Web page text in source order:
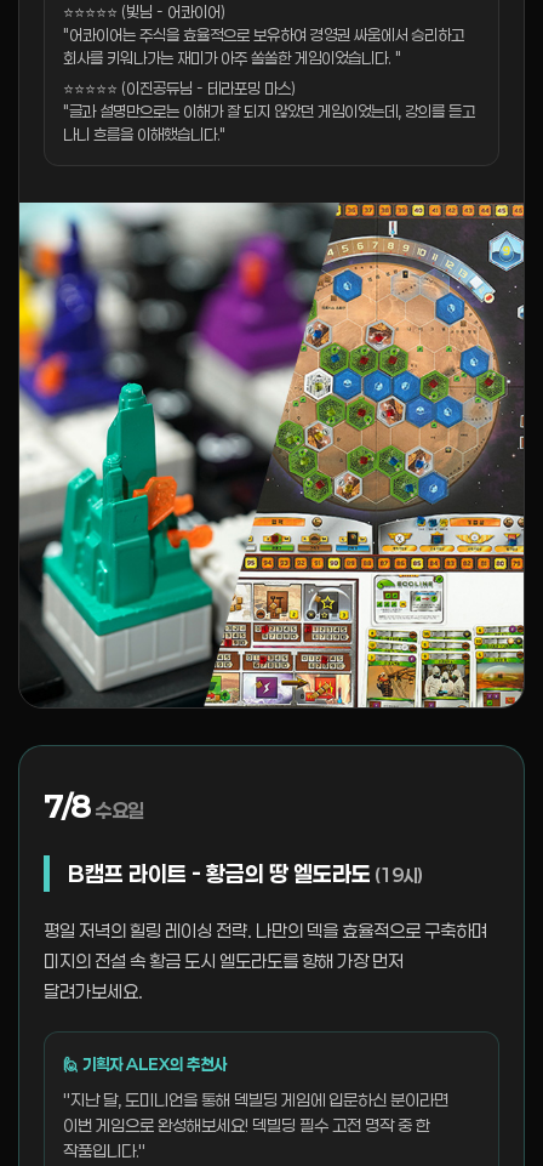
⭐⭐⭐⭐⭐ (빛님 - 어콰이어)
"어콰이어는 주식을 효율적으로 보유하여 경영권 싸움에서 승리하고
회사를 키워나가는 재미가 아주 쏠쏠한 게임이었습니다. "
⭐⭐⭐⭐⭐ (이진공듀님 - 테라포밍 마스)
"글과 설명만으로는 이해가 잘 되지 않았던 게임이었는데, 강의를 듣고
나니 흐름을 이해했습니다."
7/8 수요일
B캠프 라이트 - 황금의 땅 엘도라도 (19시)
평일 저녁의 힐링 레이싱 전략. 나만의 덱을 효율적으로 구축하며
미지의 전설 속 황금 도시 엘도라도를 향해 가장 먼저
달려가보세요.
🙋 기획자 ALEX의 추천사
"지난 달, 도미니언을 통해 덱빌딩 게임에 입문하신 분이라면
이번 게임으로 완성해보세요! 덱빌딩 필수 고전 명작 중 한
작품입니다."